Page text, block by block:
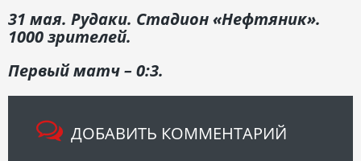
31 мая. Рудаки. Стадион «Нефтяник».
1000 зрителей.
Первый матч – 0:3.
ДОБАВИТЬ КОММЕНТАРИЙ